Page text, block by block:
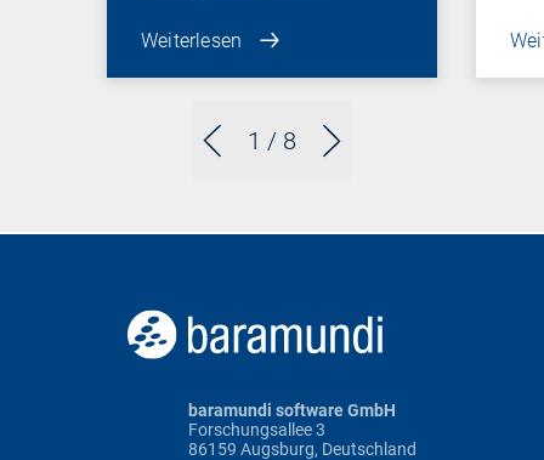
1 / 8
Weiterlesen
baramundi software GmbH
Forschungsallee 3
86159 Augsburg, Deutschland